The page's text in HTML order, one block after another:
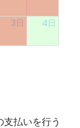
3日 4日
払いを行う